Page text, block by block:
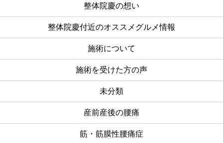
整体院慶の想い
整体院慶付近のオススメグルメ情報
施術について
施術を受けた方の声
未分類
産前産後の腰痛
筋・筋膜性腰痛症